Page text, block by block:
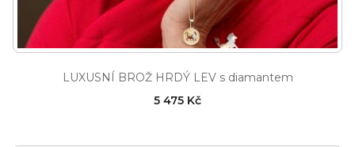
LUXUSNÍ BROŽ HRDÝ LEV s diamantem
5 475 Kč